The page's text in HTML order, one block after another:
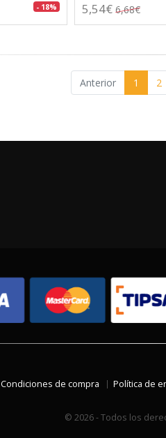
- 18% 5,54€ 6,68€
Anterior 1 2
Condiciones de compra Política de
© 2026 - Todos los